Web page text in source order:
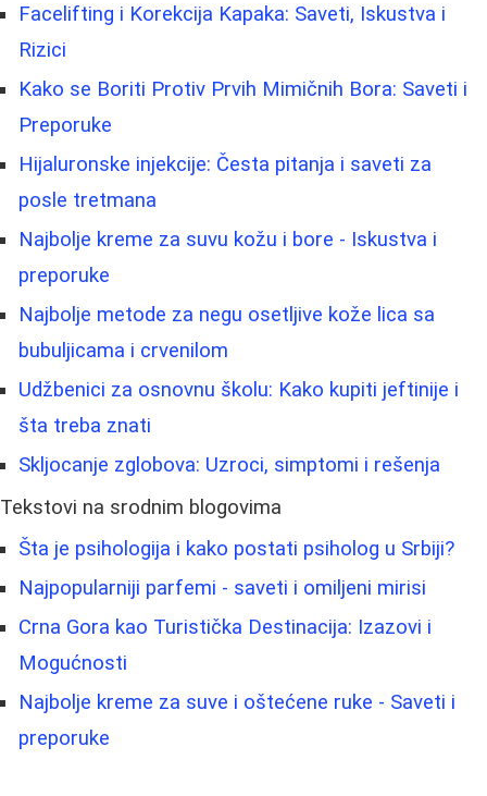
Facelifting i Korekcija Kapaka: Saveti, Iskustva i
Rizici
Kako se Boriti Protiv Prvih Mimičnih Bora: Saveti i
Preporuke
Hijaluronske injekcije: Česta pitanja i saveti za
posle tretmana
Najbolje kreme za suvu kožu i bore - Iskustva i
preporuke
Najbolje metode za negu osetljive kože lica sa
bubuljicama i crvenilom
Udžbenici za osnovnu školu: Kako kupiti jeftinije i
šta treba znati
Skljocanje zglobova: Uzroci, simptomi i rešenja
Tekstovi na srodnim blogovima
Šta je psihologija i kako postati psiholog u Srbiji?
Najpopularniji parfemi - saveti i omiljeni mirisi
Crna Gora kao Turistička Destinacija: Izazovi i
Mogućnosti
Najbolje kreme za suve i oštećene ruke - Saveti i
preporuke